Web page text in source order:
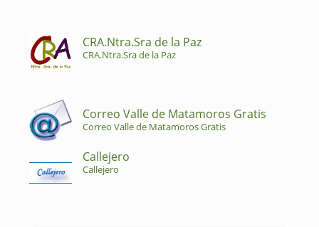
CRA.Ntra.Sra de la Paz
CRA.Ntra.Sra de la Paz
Correo Valle de Matamoros Gratis
Correo Valle de Matamoros Gratis
Callejero
Callejero